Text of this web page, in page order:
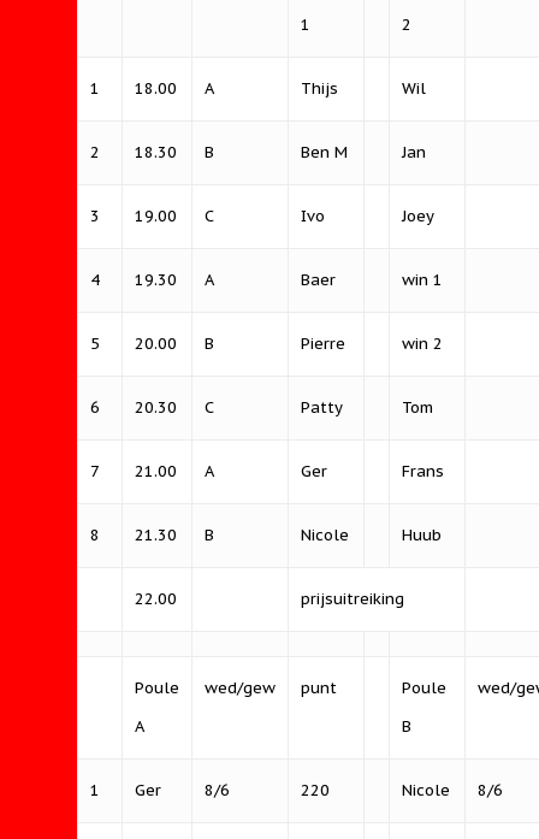
1
2
1 18.00 A Thijs Wil
2 18.30 B Ben M Jan
3 19.00 C Ivo Joey
4 19.30 A Baer win 1
5 20.00 B Pierre win 2
6 20.30 C Patty Tom
7 21.00 A Ger Frans
8 21.30 B Nicole Huub
22.00 prijsuitreiking
Poule
A
wed/gew punt
Poule
B
wed/
1 Ger 8/6 220 Nicole 8/6